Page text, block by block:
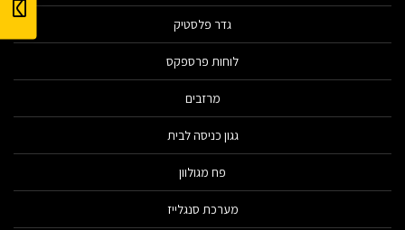
גדר פלסטיק
לוחות פרספקס
מרזבים
גגון כניסה לבית
פח מגולוון
מערכת סנגלייז